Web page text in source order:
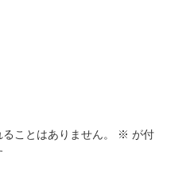
ことはありません。 ※ が付